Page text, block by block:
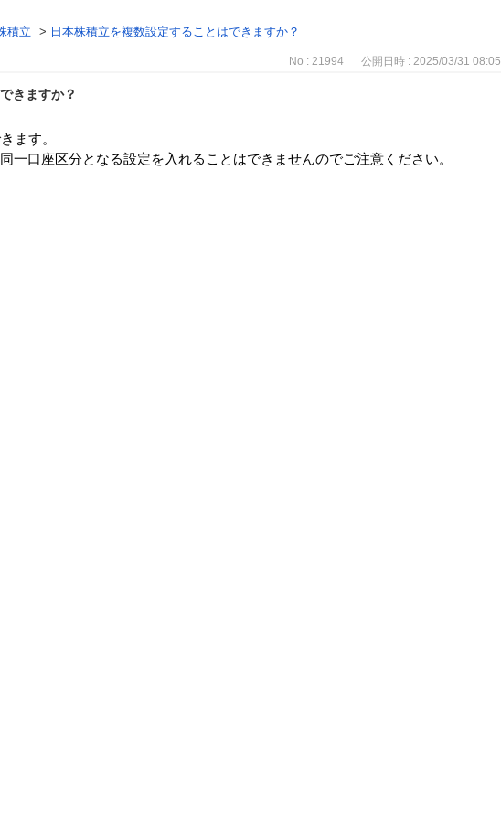
積立 > 日本株積立を複数設定することはできますか？
No : 21994 公開日時 : 2025/03/31 08:05
きますか？
ます。
一口座区分となる設定を入れることはできませんのでご注意ください。